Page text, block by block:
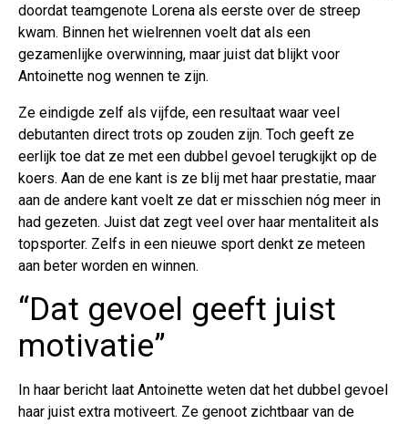
doordat teamgenote Lorena als eerste over de streep
kwam. Binnen het wielrennen voelt dat als een
gezamenlijke overwinning, maar juist dat blijkt voor
Antoinette nog wennen te zijn.
Ze eindigde zelf als vijfde, een resultaat waar veel
debutanten direct trots op zouden zijn. Toch geeft ze
eerlijk toe dat ze met een dubbel gevoel terugkijkt op de
koers. Aan de ene kant is ze blij met haar prestatie, maar
aan de andere kant voelt ze dat er misschien nóg meer in
had gezeten. Juist dat zegt veel over haar mentaliteit als
topsporter. Zelfs in een nieuwe sport denkt ze meteen
aan beter worden en winnen.
“Dat gevoel geeft juist
motivatie”
In haar bericht laat Antoinette weten dat het dubbel gevoel
haar juist extra motiveert. Ze genoot zichtbaar van de